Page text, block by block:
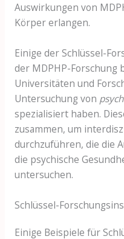
Auswirkungen von
Körper erlangen.
Einige der Schlüssel-
der MDPHP-Forschung
Universitäten und
Untersuchung von
spezialisiert haben.
zusammen, um
durchzuführen, die die
die psychische
untersuchen.
Schlüssel-
Einige Beispiele für